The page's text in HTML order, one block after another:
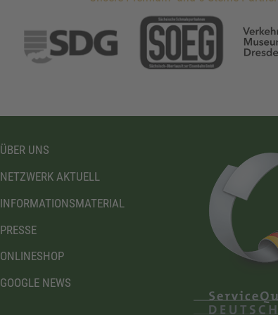
ÜBER UNS
NETZWERK AKTUELL
INFORMATIONSMATERIAL
PRESSE
ONLINESHOP
GOOGLE NEWS